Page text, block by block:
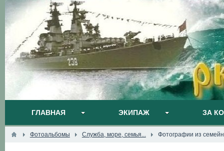
ГЛАВНАЯ ЭКИПАЖ ЗА
Фотоальбомы Служба, море, семья... Фотографии из